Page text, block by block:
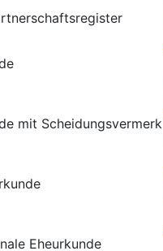
mit Scheidungsvermerk
Eheurkunde